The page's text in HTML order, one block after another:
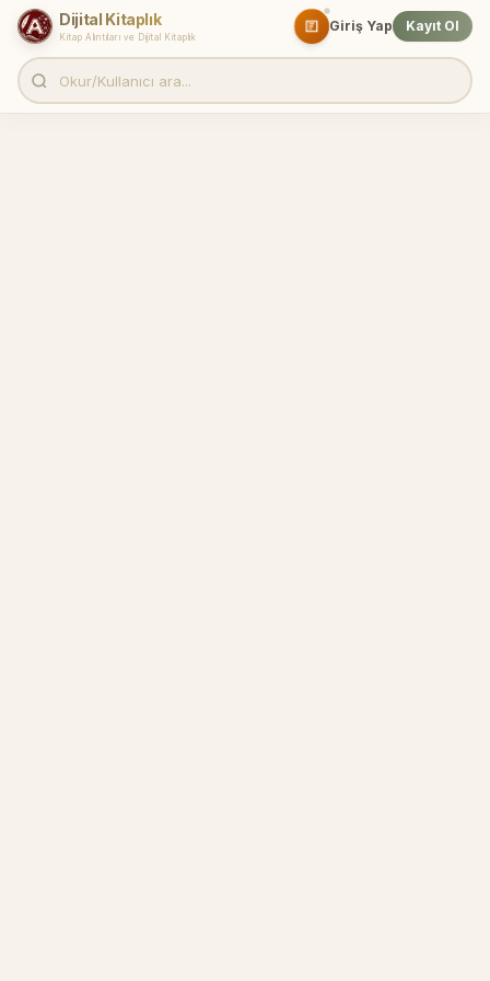
Dijital Kitaplık
Kitap Alıntıları ve Dijital Kitaplık
Giriş Yap Kayıt Ol